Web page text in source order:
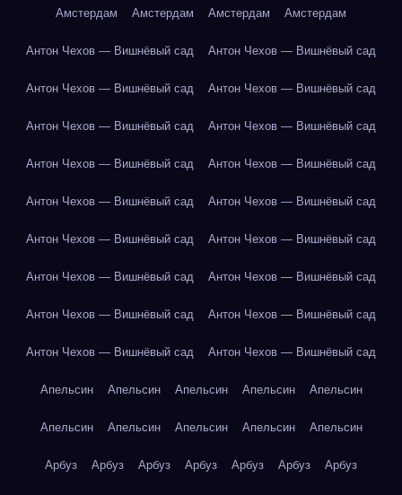
Амстердам Амстердам Амстердам Амстердам
Антон Чехов — Вишнёвый сад Антон Чехов — Вишнёвый сад
Антон Чехов — Вишнёвый сад Антон Чехов — Вишнёвый сад
Антон Чехов — Вишнёвый сад Антон Чехов — Вишнёвый сад
Антон Чехов — Вишнёвый сад Антон Чехов — Вишнёвый сад
Антон Чехов — Вишнёвый сад Антон Чехов — Вишнёвый сад
Антон Чехов — Вишнёвый сад Антон Чехов — Вишнёвый сад
Антон Чехов — Вишнёвый сад Антон Чехов — Вишнёвый сад
Антон Чехов — Вишнёвый сад Антон Чехов — Вишнёвый сад
Антон Чехов — Вишнёвый сад Антон Чехов — Вишнёвый сад
Апельсин Апельсин Апельсин Апельсин Апельсин
Апельсин Апельсин Апельсин Апельсин Апельсин
Арбуз Арбуз Арбуз Арбуз Арбуз Арбуз Арбуз